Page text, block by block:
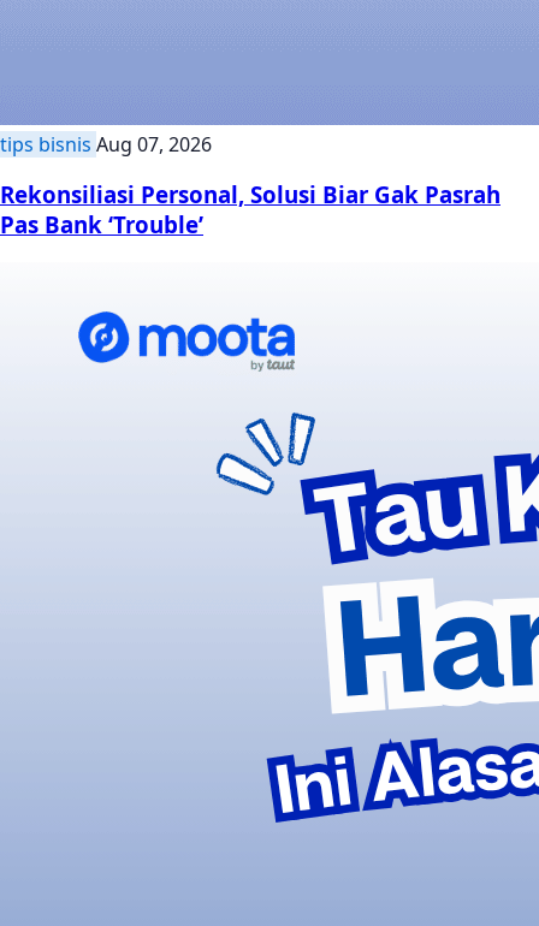
tips bisnis Aug 07, 2026
Rekonsiliasi Personal, Solusi Biar Gak Pasrah
Pas Bank ‘Trouble’